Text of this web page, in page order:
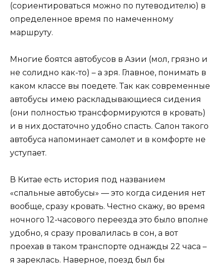
(сориентироваться можно по путеводителю) в
определенное время по намеченному
маршруту.
Многие боятся автобусов в Азии (мол, грязно и
не солидно как-то) – а зря. Главное, понимать в
каком классе вы поедете. Так как современные
автобусы имею раскладывающиеся сидения
(они полностью трансформируются в кровать)
и в них достаточно удобно спасть. Салон такого
автобуса напоминает самолет и в комфорте не
уступает.
В Китае есть история под названием
«спальные автобусы» — это когда сидения нет
вообще, сразу кровать. Честно скажу, во время
ночного 12-часового переезда это было вполне
удобно, я сразу провалилась в сон, а вот
проехав в таком транспорте однажды 22 часа –
я зареклась. Наверное, поезд был бы